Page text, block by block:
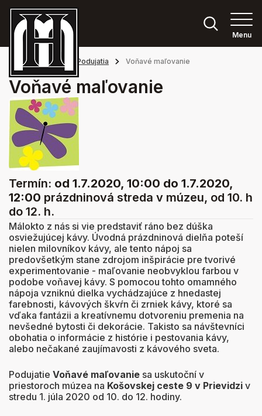
Menu
Hlavná stránka Podujatia Voňavé maľovanie
Voňavé maľovanie
Termín: od 1.7.2020, 10:00 do 1.7.2020,
12:00 prázdninová streda v múzeu, od 10. h
do 12. h.
Málokto z nás si vie predstaviť ráno bez dúška
osviežujúcej kávy. Úvodná prázdninová dielňa poteší
nielen milovníkov kávy, ale tento nápoj sa
predovšetkým stane zdrojom inšpirácie pre tvorivé
experimentovanie - maľovanie neobvyklou farbou v
podobe voňavej kávy. S pomocou tohto omamného
nápoja vzniknú dielka vychádzajúce z hnedastej
farebnosti, kávových škvŕn či zrniek kávy, ktoré sa
vďaka fantázii a kreatívnemu dotvoreniu premenia na
nevšedné bytosti či dekorácie. Takisto sa návštevníci
obohatia o informácie z histórie i pestovania kávy,
alebo nečakané zaujímavosti z kávového sveta.
Podujatie Voňavé maľovanie sa uskutoční v
priestoroch múzea na Košovskej ceste 9 v Prievidzi v
stredu 1. júla 2020 od 10. do 12. hodiny.